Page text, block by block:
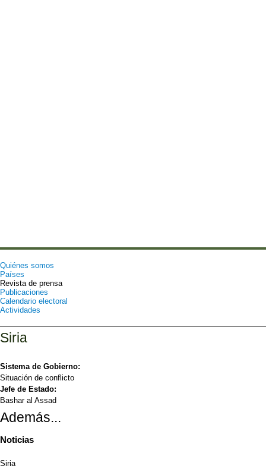
Quiénes somos
Países
Revista de prensa
Publicaciones
Calendario electoral
Actividades
Siria
Sistema de Gobierno:
Situación de conflicto
Jefe de Estado:
Bashar al Assad
Además...
Noticias
Siria